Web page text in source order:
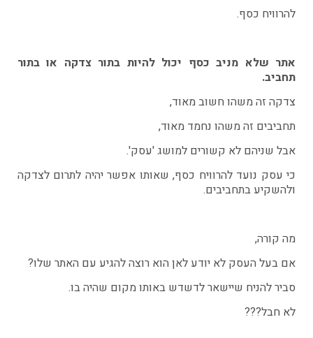
להרוויח כסף.
אתר שלא מניב כסף יכול להיות בתור צדקה או בתור
תחביב.
צדקה זה משהו חשוב מאוד,
תחביבים זה משהו נחמד מאוד,
אבל שניהם לא קשורים למושג 'עסק'.
כי עסק נועד להרוויח כסף, שאותו אפשר יהיה לתרום לצדקה
ולהשקיע בתחביבים.
מה קורה,
אם בעל העסק לא יודע לאן הוא רוצה להגיע עם האתר שלו?
סביר להניח שיישאר לדשדש באותו מקום שהיה בו.
לא חבל???